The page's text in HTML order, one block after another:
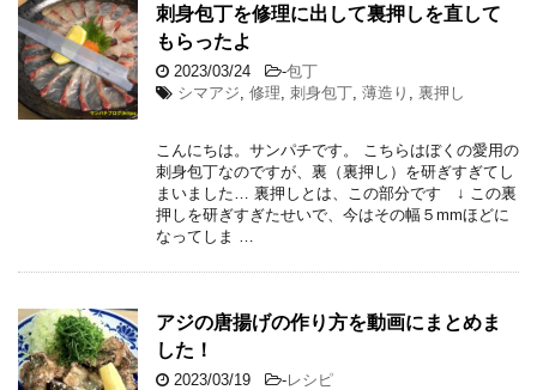
刺身包丁を修理に出して裏押しを直して
もらったよ
2023/03/24 -包丁
シマアジ, 修理, 刺身包丁, 薄造り , 裏押し
こんにちは。サンパチです。 こちらはぼくの愛用の
刺身包丁なのですが、裏（裏押し）を研ぎすぎてし
まいました… 裏押しとは、この部分です ↓ この裏
押しを研ぎすぎたせいで、今はその幅５mmほどに
なってしま …
アジの唐揚げの作り方を動画にまとめま
した！
2023/03/19 -レシピ